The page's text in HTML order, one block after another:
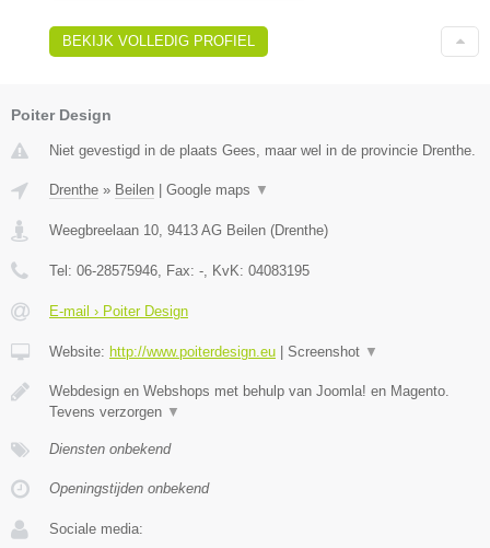
BEKIJK VOLLEDIG PROFIEL
Poiter Design
Niet gevestigd in de plaats Gees, maar wel in de provincie Drenthe.
Drenthe » Beilen Google maps ▼
Weegbreelaan 10, 9413 AG Beilen (Drenthe)
Tel: 06-28575946, Fax: -, KvK: 04083195
E-mail › Poiter Design
Website: http://www.poiterdesign.eu Screenshot ▼
Webdesign en Webshops met behulp van Joomla! en Magento.
Tevens verzorgen ▼
Diensten onbekend
Openingstijden onbekend
Sociale media: